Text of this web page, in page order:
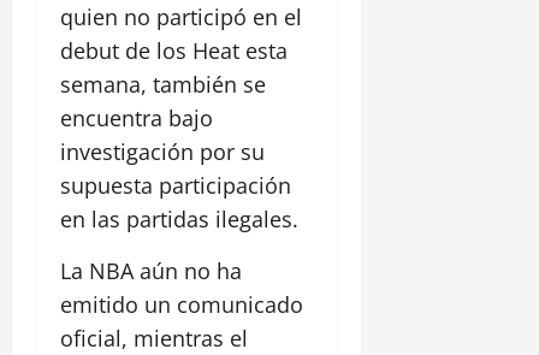
quien no participó en el
debut de los Heat esta
semana, también se
encuentra bajo
investigación por su
supuesta participación
en las partidas ilegales.
La NBA aún no ha
emitido un comunicado
oficial, mientras el